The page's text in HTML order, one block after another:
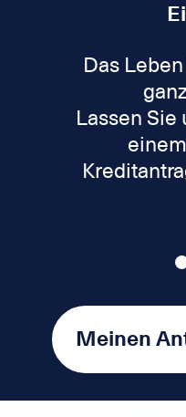
Das
Lassen Sie
Meinen